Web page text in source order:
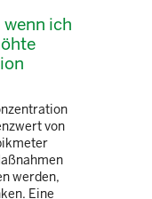
ich
von
werden,
Eine